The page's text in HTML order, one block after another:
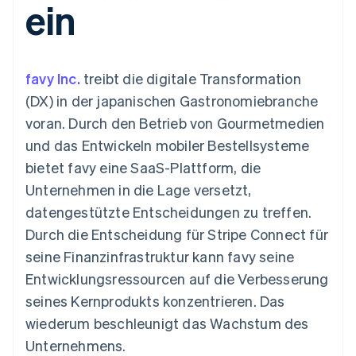
Zugriff auf mehr als
125
Authorization
Boost
Optimierung der
Autorisierungsraten
Beschleunigter
Bezahlvorgang
Connections
Verbundene
Finanzdaten
Product roadmap
Ausblick
Radar
Nach Branche
KI-Unternehmen
Creator Economy
Gaming
Freizeit
Versicherungen
Unterhaltung
Gemeinnützige
Organisationen
Fachdienstleistungen
Öffentlicher Sektor
Einzelhandel
nutzungsbasierte
Abrechnung um
Stablecoin-gestützte
Karten ausgeben: So
geht´s
Bereitstellung und
Verwaltung von
Diensten mit Agenten
App-Integrationen
Code-Beispiele
Entwickler-Blog
API-Status
Stripe Press
Kontakt
Sales-Team
kontaktieren
Partner werden
ein
favy Inc. treibt die digitale Transformation
(DX) in der japanischen Gastronomiebranche
voran. Durch den Betrieb von Gourmetmedien
und das Entwickeln mobiler Bestellsysteme
bietet favy eine SaaS-Plattform, die
Unternehmen in die Lage versetzt,
datengestützte Entscheidungen zu treffen.
Durch die Entscheidung für Stripe Connect für
seine Finanzinfrastruktur kann favy seine
Entwicklungsressourcen auf die Verbesserung
seines Kernprodukts konzentrieren. Das
wiederum beschleunigt das Wachstum des
Unternehmens.